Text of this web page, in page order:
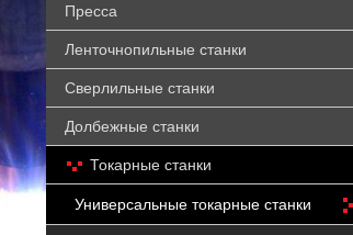
Пресса
Ленточнопильные станки
Сверлильные станки
Долбежные станки
Токарные станки
Универсальные токарные станки